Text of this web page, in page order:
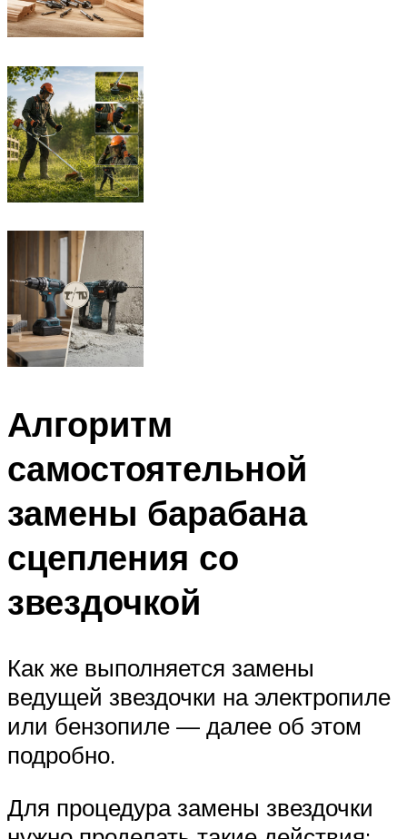
Алгоритм
самостоятельной
замены барабана
сцепления со
звездочкой
Как же выполняется замены
ведущей звездочки на электропиле
или бензопиле — далее об этом
подробно.
Для процедура замены звездочки